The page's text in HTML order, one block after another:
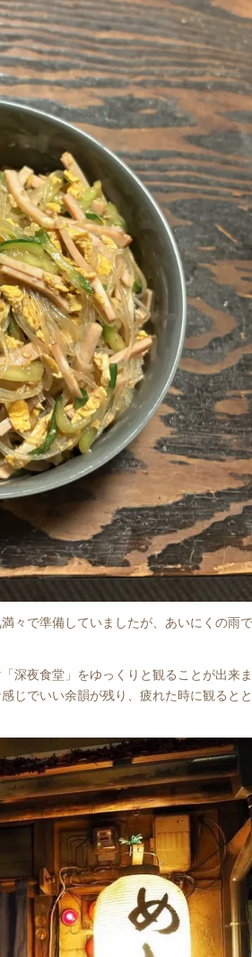
々で準備していましたが、あいにくの雨で
深夜食堂」をゆっくりと観ることが出来ま
じでいい余韻が残り、疲れた時に観るとと